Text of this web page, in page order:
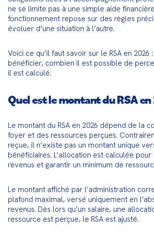
ne se limite pas à une simple aide
fonctionnement repose sur des règles
évoluer d’une situation à l’autre.
Voici ce qu’il faut savoir sur le RSA en 2026
bénéficier, combien il est possible de
il est calculé.
Quel est le montant du RSA en
Le montant du RSA en 2026 dépend de la
foyer et des ressources perçues.
reçue, il n’existe pas un montant unique
bénéficiaires. L’allocation est calculée
revenus et garantir un minimum de
Le montant affiché par l’administration
plafond maximal, versé uniquement en
revenus. Dès lors qu’un salaire, une
ressource est perçue, le RSA est ajusté.